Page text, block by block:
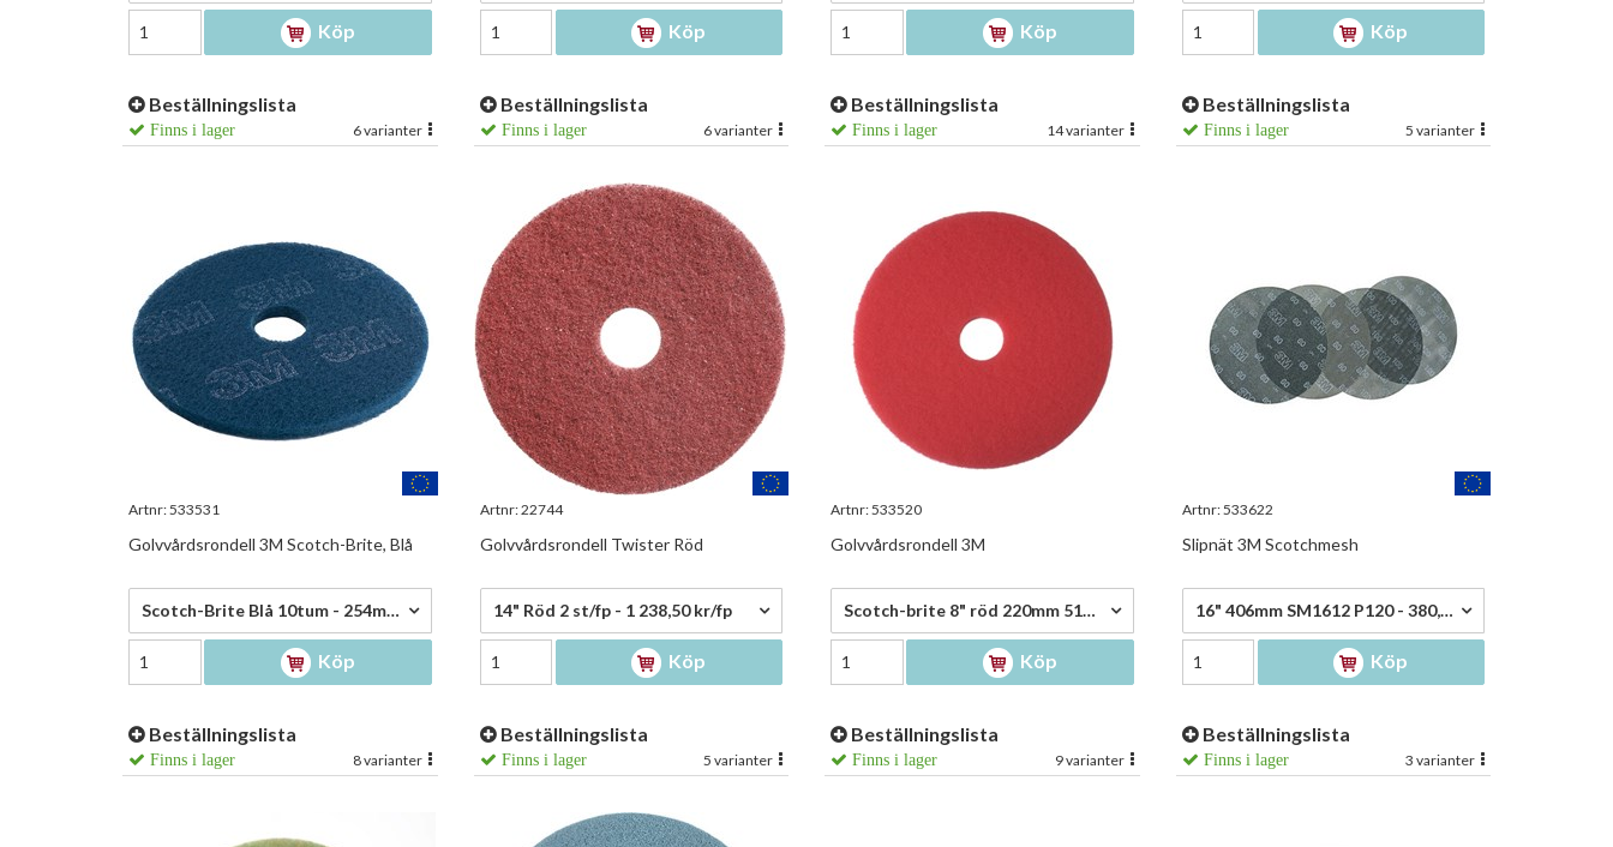
Köp
Beställningslista
Finns i lager 6 varianter
Köp
Beställningslista
Finns i lager 6 varianter
Köp
Beställningslista
Finns i lager 14 varianter
Köp
Beställningslista
Finns i lager 5 varianter
Artnr:533531
Golvvårdsrondell 3M Scotch-Brite, Blå
112,00 kr/st Scotch-Brite Blå 10tum - 254mm - 112,00 kr/st
Köp
Beställningslista
Finns i lager 8 varianter
Artnr:22744
Golvvårdsrondell Twister Röd
1 238,50 kr/fp
14" Röd 2 st/fp - 1 238,50 kr/fp
Köp
Beställningslista
Finns i lager 5 varianter
Artnr:533520
Golvvårdsrondell 3M
85,75 kr/st Scotch-brite 8" röd 220mm 51rd08 - 85,75 kr/st
Köp
Beställningslista
Finns i lager 9 varianter
Artnr:533622
Slipnät 3M Scotchmesh
380,00 kr/st 16" 406mm SM1612 P120 - 380,00 kr/st
Köp
Beställningslista
Finns i lager 3 varianter